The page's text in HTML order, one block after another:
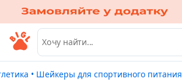
• Шейкеры для спортивного питания